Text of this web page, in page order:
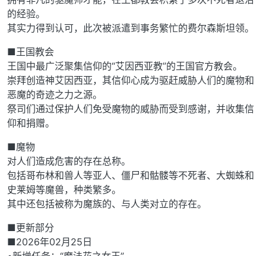
的经验。
其实力得到认可，此次被派遣到事务繁忙的费尔森斯坦领。
■王国教会
王国中最广泛聚集信仰的“艾因西亚教”的王国官方教会。
崇拜创造神艾因西亚，其信仰心成为驱赶威胁人们的魔物和
恶魔的奇迹之力之源。
祭司们通过保护人们免受魔物的威胁而受到感谢，并收集信
仰和捐赠。
■魔物
对人们造成危害的存在总称。
包括哥布林和兽人等亚人、僵尸和骷髅等不死者、大蜘蛛和
史莱姆等魔兽，种类繁多。
其中还包括被称为魔族的、与人类对立的存在。
■更新部分
■2026年02月25日